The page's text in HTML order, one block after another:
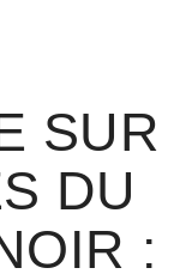
SUR
DU
: